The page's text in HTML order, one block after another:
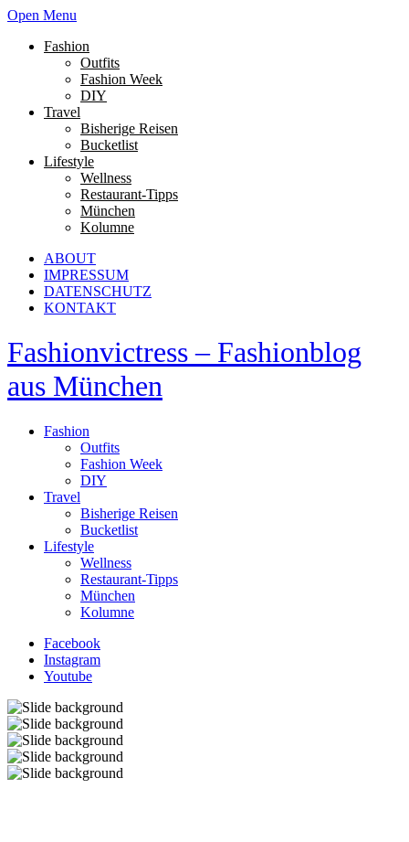
Open Menu
Fashion
Outfits
Fashion Week
DIY
Travel
Bisherige Reisen
Bucketlist
Lifestyle
Wellness
Restaurant-Tipps
München
Kolumne
ABOUT
IMPRESSUM
DATENSCHUTZ
KONTAKT
Fashionvictress – Fashionblog
aus München
Fashion
Outfits
Fashion Week
DIY
Travel
Bisherige Reisen
Bucketlist
Lifestyle
Wellness
Restaurant-Tipps
München
Kolumne
Facebook
Instagram
Youtube